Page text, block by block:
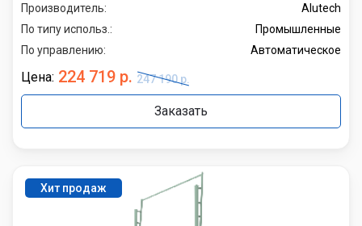
Производитель:
Alutech
По типу использ.:
Промышленные
По управлению:
Автоматическое
Цена: 224 719 р. 247 190 р.
Заказать
Хит продаж